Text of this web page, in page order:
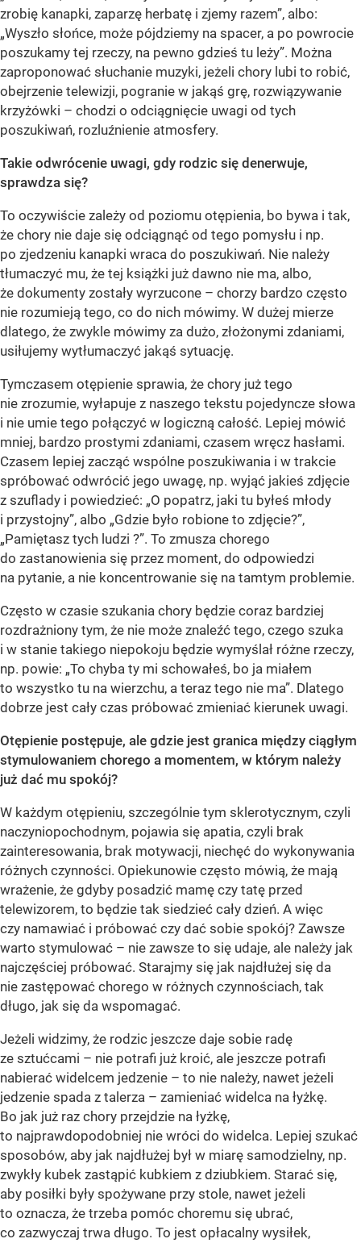
zrobię kanapki, zaparzę herbatę i zjemy razem”, albo:
„Wyszło słońce, może pójdziemy na spacer, a po powrocie
poszukamy tej rzeczy, na pewno gdzieś tu leży”. Można
zaproponować słuchanie muzyki, jeżeli chory lubi to robić,
obejrzenie telewizji, pogranie w jakąś grę, rozwiązywanie
krzyżówki – chodzi o odciągnięcie uwagi od tych
poszukiwań, rozluźnienie atmosfery.
Takie odwrócenie uwagi, gdy rodzic się denerwuje,
sprawdza się?
To oczywiście zależy od poziomu otępienia, bo bywa i tak,
że chory nie daje się odciągnąć od tego pomysłu i np.
po zjedzeniu kanapki wraca do poszukiwań. Nie należy
tłumaczyć mu, że tej książki już dawno nie ma, albo,
że dokumenty zostały wyrzucone – chorzy bardzo często
nie rozumieją tego, co do nich mówimy. W dużej mierze
dlatego, że zwykle mówimy za dużo, złożonymi zdaniami,
usiłujemy wytłumaczyć jakąś sytuację.
Tymczasem otępienie sprawia, że chory już tego
nie zrozumie, wyłapuje z naszego tekstu pojedyncze słowa
i nie umie tego połączyć w logiczną całość. Lepiej mówić
mniej, bardzo prostymi zdaniami, czasem wręcz hasłami.
Czasem lepiej zacząć wspólne poszukiwania i w trakcie
spróbować odwrócić jego uwagę, np. wyjąć jakieś zdjęcie
z szuflady i powiedzieć: „O popatrz, jaki tu byłeś młody
i przystojny”, albo „Gdzie było robione to zdjęcie?”,
„Pamiętasz tych ludzi ?”. To zmusza chorego
do zastanowienia się przez moment, do odpowiedzi
na pytanie, a nie koncentrowanie się na tamtym problemie.
Często w czasie szukania chory będzie coraz bardziej
rozdrażniony tym, że nie może znaleźć tego, czego szuka
i w stanie takiego niepokoju będzie wymyślał różne rzeczy,
np. powie: „To chyba ty mi schowałeś, bo ja miałem
to wszystko tu na wierzchu, a teraz tego nie ma”. Dlatego
dobrze jest cały czas próbować zmieniać kierunek uwagi.
Otępienie postępuje, ale gdzie jest granica między ciągłym
stymulowaniem chorego a momentem, w którym należy
już dać mu spokój?
W każdym otępieniu, szczególnie tym sklerotycznym, czyli
naczyniopochodnym, pojawia się apatia, czyli brak
zainteresowania, brak motywacji, niechęć do wykonywania
różnych czynności. Opiekunowie często mówią, że mają
wrażenie, że gdyby posadzić mamę czy tatę przed
telewizorem, to będzie tak siedzieć cały dzień. A więc
czy namawiać i próbować czy dać sobie spokój? Zawsze
warto stymulować – nie zawsze to się udaje, ale należy jak
najczęściej próbować. Starajmy się jak najdłużej się da
nie zastępować chorego w różnych czynnościach, tak
długo, jak się da wspomagać.
Jeżeli widzimy, że rodzic jeszcze daje sobie radę
ze sztućcami – nie potrafi już kroić, ale jeszcze potrafi
nabierać widelcem jedzenie – to nie należy, nawet jeżeli
jedzenie spada z talerza – zamieniać widelca na łyżkę.
Bo jak już raz chory przejdzie na łyżkę,
to najprawdopodobniej nie wróci do widelca. Lepiej szukać
sposobów, aby jak najdłużej był w miarę samodzielny, np.
zwykły kubek zastąpić kubkiem z dziubkiem. Starać się,
aby posiłki były spożywane przy stole, nawet jeżeli
to oznacza, że trzeba pomóc choremu się ubrać,
co zazwyczaj trwa długo. To jest opłacalny wysiłek,